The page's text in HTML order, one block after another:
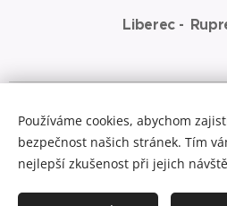
Liberec -
plátno
Cookies
Používáme cookies, abychom
bezpečnost našich stránek. Tím
nejlepší zkušenost při jejich